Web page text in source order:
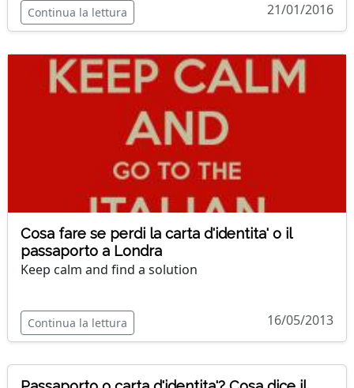
Continua la lettura 21/01/2016
Cosa fare se perdi la carta d'identita' o il
passaporto a Londra
Keep calm and find a solution
Continua la lettura 16/05/2013